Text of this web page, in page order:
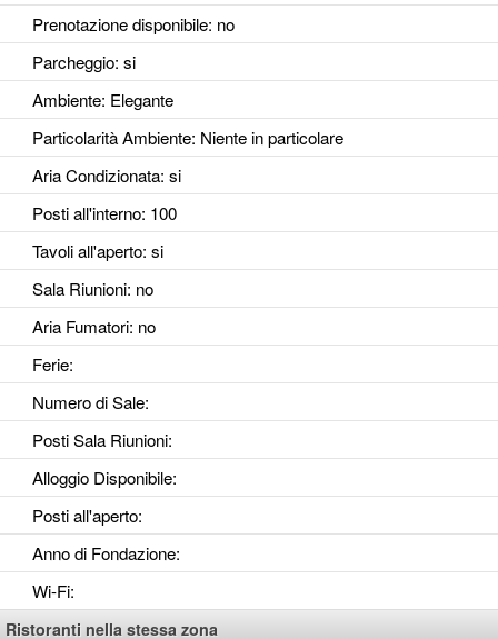
Prenotazione disponibile: no
Parcheggio: si
Ambiente: Elegante
Particolarità Ambiente: Niente in particolare
Aria Condizionata: si
Posti all'interno: 100
Tavoli all'aperto: si
Sala Riunioni: no
Aria Fumatori: no
Ferie:
Numero di Sale:
Posti Sala Riunioni:
Alloggio Disponibile:
Posti all'aperto:
Anno di Fondazione:
Wi-Fi:
Ristoranti nella stessa zona